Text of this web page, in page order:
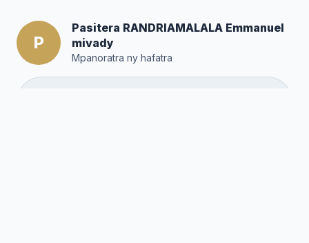
P
Pasitera RANDRIAMALALA Emmanuel
mivady
Mpanoratra ny hafatra